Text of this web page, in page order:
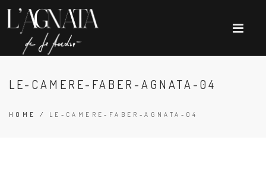
LE-CAMERE-FABER-AGNATA-04
HOME / LE-CAMERE-FABER-AGNATA-04